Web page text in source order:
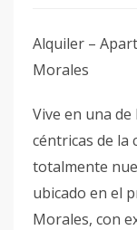
Alquiler –
Morales
Vive en una de
céntricas de la
totalmente
ubicado en el
Morales, con